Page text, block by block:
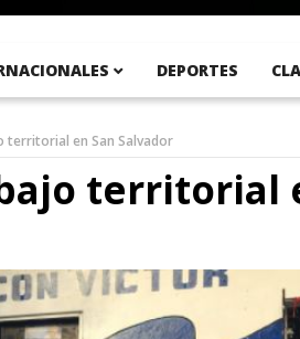
DEPORTES
territorial en San Salvador
territorial